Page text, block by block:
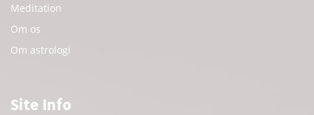
Meditation
Om os
Om astrologi
Site Info